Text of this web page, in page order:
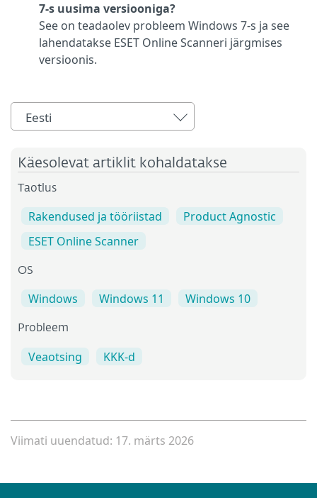
7-s uusima versiooniga?
See on teadaolev probleem Windows 7-s ja see
lahendatakse ESET Online Scanneri järgmises
versioonis.
Eesti
Käesolevat artiklit kohaldatakse
Taotlus
Rakendused ja tööriistad
Product Agnostic
ESET Online Scanner
OS
Windows Windows 11 Windows 10
Probleem
Veaotsing KKK-d
Viimati uuendatud: 17. märts 2026